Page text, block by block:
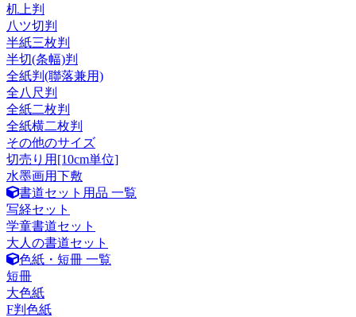
机上判
八ツ切判
半紙三枚判
半切(条幅)判
全紙判(聯落兼用)
全八尺判
全紙二枚判
全紙横二枚判
その他のサイズ
切売り用[10cm単位]
水墨画用下敷
書道セット用品 一覧
写経セット
学童書道セット
大人の書道セット
色紙・短冊 一覧
短冊
大色紙
F判色紙